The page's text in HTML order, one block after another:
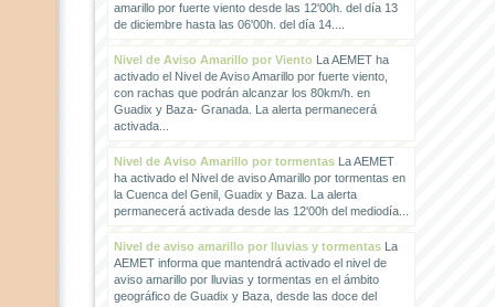
amarillo por fuerte viento desde las 12'00h. del día 13
de diciembre hasta las 06'00h. del día 14....
Nivel de Aviso Amarillo por VientoLa AEMET ha
activado el Nivel de Aviso Amarillo por fuerte viento,
con rachas que podrán alcanzar los 80km/h. en
Guadix y Baza- Granada. La alerta permanecerá
activada...
Nivel de Aviso Amarillo por tormentasLa AEMET
ha activado el Nivel de aviso Amarillo por tormentas en
la Cuenca del Genil, Guadix y Baza. La alerta
permanecerá activada desde las 12'00h del mediodía...
Nivel de aviso amarillo por lluvias y tormentasLa
AEMET informa que mantendrá activado el nivel de
aviso amarillo por lluvias y tormentas en el ámbito
geográfico de Guadix y Baza, desde las doce del